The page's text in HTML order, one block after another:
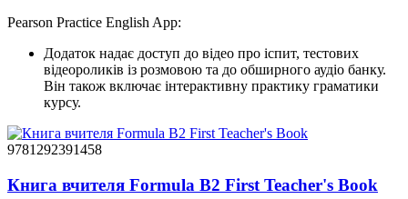
Pearson Practice English App:
Додаток надає доступ до відео про іспит, тестових
відеороликів із розмовою та до обширного аудіо банку.
Він також включає інтерактивну практику граматики
курсу.
9781292391458
Книга вчителя Formula B2 First Teacher's Book